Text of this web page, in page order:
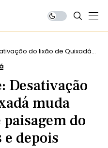
do lixão de Quixadá
Desativação
muda
do
e depois